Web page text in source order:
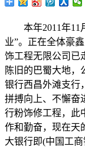
本年2011年11
业”。正在全体豪
饰工程无限公司已
陈旧的巴蜀大地，
银行西昌外滩支行
拼搏向上、不懈奋
行粉饰修工程，此
作和勤奋，现在天
大银行即(中国工